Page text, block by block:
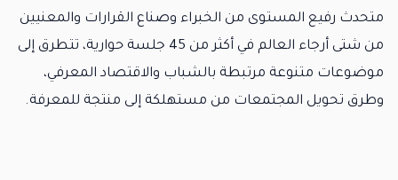
متحدث رفيع المستوى من الخبراء وصناع القرارات والمعنيين
من شتى أرجاء العالم في أكثر من 45 جلسة حوارية، تتطرق إلى
موضوعات متنوعة مرتبطة بالشباب والاقتصاد المعرفي،
وطرق تحويل المجتمعات من مستهلكة إلى منتجة للمعرفة.